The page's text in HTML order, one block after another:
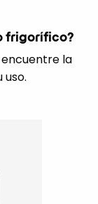
frigorífico?
la
uso.